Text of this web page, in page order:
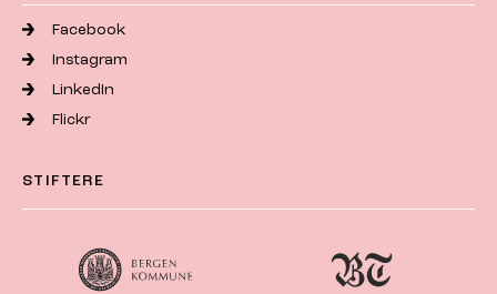
Facebook
Instagram
LinkedIn
Flickr
STIFTERE